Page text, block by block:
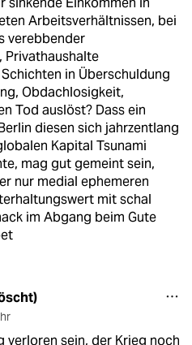
Arbeitsverhältnissen, bei
verebbender
in Überschuldung
Obdachlosigkeit,
Tod auslöst? Dass ein
diesen sich jahrzentlang
Kapital Tsunami
mag gut gemeint sein,
nur medial ephemeren
mit schal
im Abgang beim Gute
verloren sein, der Krieg noch